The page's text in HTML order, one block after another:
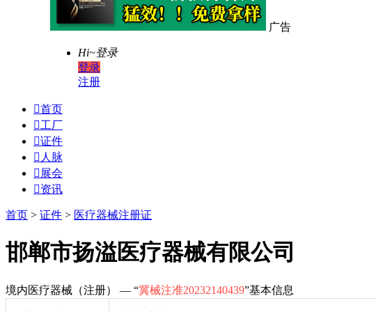
广告
Hi~登录
登录
注册
首页
工厂
证件
 人脉
 展会
资讯
首页 > 证件 > 医疗器械注册证
邯郸市扬溢医疗器械有限公司
境内医疗器械（注册） — “冀械注准20232140439”基本信息